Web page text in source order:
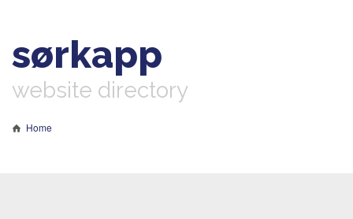
sørkapp
website directory
Home